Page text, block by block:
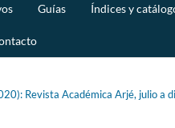
Guías Índices y
Revista Académica Arjé, julio a